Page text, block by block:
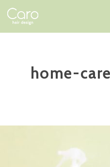
home-